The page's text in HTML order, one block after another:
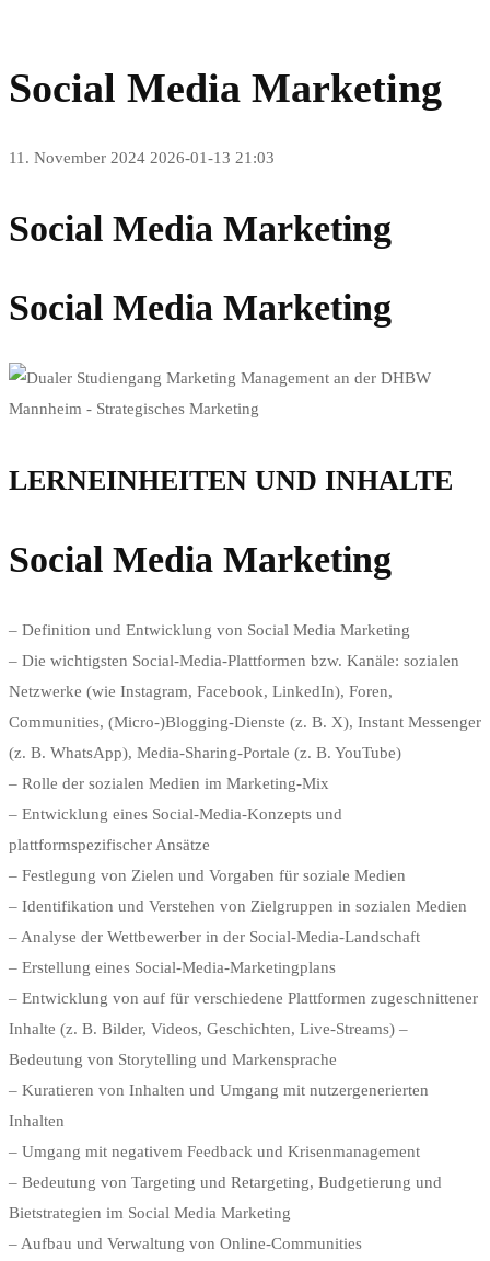
Social Media Marketing
11. November 2024 2026-01-13 21:03
Social Media Marketing
Social Media Marketing
LERNEINHEITEN UND INHALTE
Social Media Marketing
– Definition und Entwicklung von Social Media Marketing
– Die wichtigsten Social-Media-Plattformen bzw. Kanäle: sozialen
Netzwerke (wie Instagram, Facebook, LinkedIn), Foren,
Communities, (Micro-)Blogging-Dienste (z. B. X), Instant Messenger
(z. B. WhatsApp), Media-Sharing-Portale (z. B. YouTube)
– Rolle der sozialen Medien im Marketing-Mix
– Entwicklung eines Social-Media-Konzepts und
plattformspezifischer Ansätze
– Festlegung von Zielen und Vorgaben für soziale Medien
– Identifikation und Verstehen von Zielgruppen in sozialen Medien
– Analyse der Wettbewerber in der Social-Media-Landschaft
– Erstellung eines Social-Media-Marketingplans
– Entwicklung von auf für verschiedene Plattformen zugeschnittener
Inhalte (z. B. Bilder, Videos, Geschichten, Live-Streams) –
Bedeutung von Storytelling und Markensprache
– Kuratieren von Inhalten und Umgang mit nutzergenerierten
Inhalten
– Umgang mit negativem Feedback und Krisenmanagement
– Bedeutung von Targeting und Retargeting, Budgetierung und
Bietstrategien im Social Media Marketing
– Aufbau und Verwaltung von Online-Communities